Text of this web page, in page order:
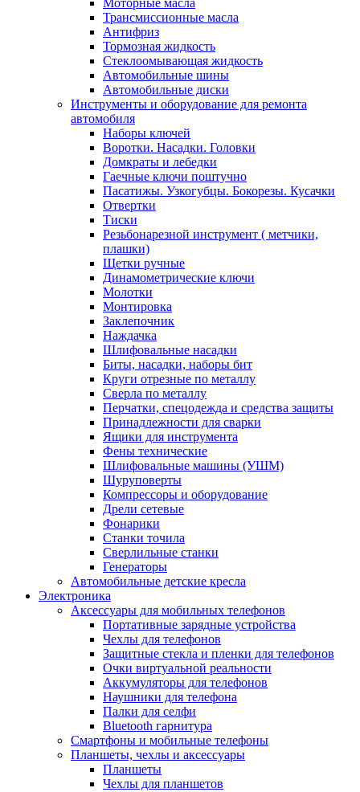
Моторные масла
Трансмиссионные масла
Антифриз
Тормозная жидкость
Стеклоомывающая жидкость
Автомобильные шины
Автомобильные диски
Инструменты и оборудование для ремонта
автомобиля
Наборы ключей
Воротки. Насадки. Головки
Домкраты и лебедки
Гаечные ключи поштучно
Пасатижы. Узкогубцы. Бокорезы. Кусачки
Отвертки
Тиски
Резьбонарезной инструмент ( метчики,
плашки)
Щетки ручные
Динамометрические ключи
Молотки
Монтировка
Заклепочник
Наждачка
Шлифовальные насадки
Биты, насадки, наборы бит
Круги отрезные по металлу
Сверла по металлу
Перчатки, спецодежда и средства защиты
Принадлежности для сварки
Ящики для инструмента
Фены технические
Шлифовальные машины (УШМ)
Шуруповерты
Компрессоры и оборудование
Дрели сетевые
Фонарики
Станки точила
Сверлильные станки
Генераторы
Автомобильные детские кресла
Электроника
Аксессуары для мобильных телефонов
Портативные зарядные устройства
Чехлы для телефонов
Защитные стекла и пленки для телефонов
Очки виртуальной реальности
Аккумуляторы для телефонов
Наушники для телефона
Палки для селфи
Bluetooth гарнитура
Смартфоны и мобильные телефоны
Планшеты, чехлы и аксессуары
Планшеты
Чехлы для планшетов